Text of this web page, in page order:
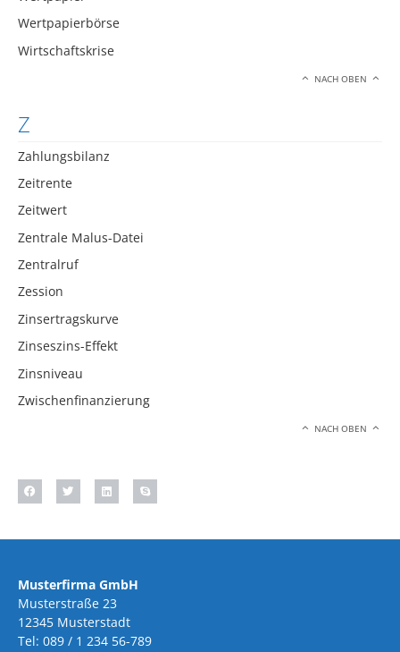
Wertpapierbörse
Wirtschaftskrise
NACH OBEN
Z
Zahlungsbilanz
Zeitrente
Zeitwert
Zentrale Malus-Datei
Zentralruf
Zession
Zinsertragskurve
Zinseszins-Effekt
Zinsniveau
Zwischenfinanzierung
NACH OBEN
Musterfirma GmbH
Musterstraße 23
12345 Musterstadt
Tel: 089 / 1 234 56-789